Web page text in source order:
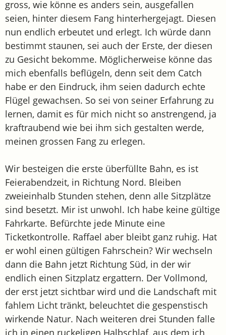
gross, wie könne es anders sein, ausgefallen
seien, hinter diesem Fang hinterhergejagt. Diesen
nun endlich erbeutet und erlegt. Ich würde dann
bestimmt staunen, sei auch der Erste, der diesen
zu Gesicht bekomme. Möglicherweise könne das
mich ebenfalls beflügeln, denn seit dem Catch
habe er den Eindruck, ihm seien dadurch echte
Flügel gewachsen. So sei von seiner Erfahrung zu
lernen, damit es für mich nicht so anstrengend, ja
kraftraubend wie bei ihm sich gestalten werde,
meinen grossen Fang zu erlegen.
Wir besteigen die erste überfüllte Bahn, es ist
Feierabendzeit, in Richtung Nord. Bleiben
zweieinhalb Stunden stehen, denn alle Sitzplätze
sind besetzt. Mir ist unwohl. Ich habe keine gültige
Fahrkarte. Befürchte jede Minute eine
Ticketkontrolle. Raffael aber bleibt ganz ruhig. Hat
er wohl einen gültigen Fahrschein? Wir wechseln
dann die Bahn jetzt Richtung Süd, in der wir
endlich einen Sitzplatz ergattern. Der Vollmond,
der erst jetzt sichtbar wird und die Landschaft mit
fahlem Licht tränkt, beleuchtet die gespenstisch
wirkende Natur. Nach weiteren drei Stunden falle